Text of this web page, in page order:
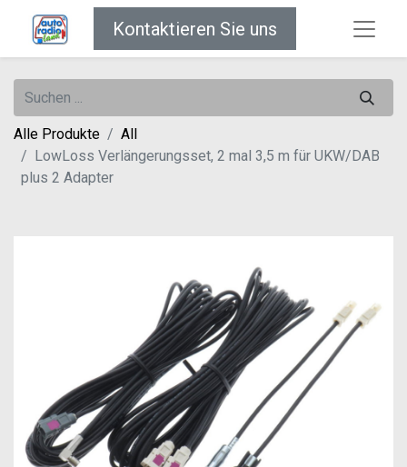
Kontaktieren Sie uns
Alle Produkte
All
LowLoss Verlängerungsset, 2 mal 3,5 m für UKW/DAB
plus 2 Adapter